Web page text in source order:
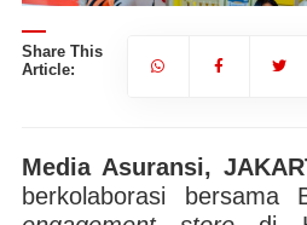
Share This
Article:
Media Asuransi,
berkolaborasi bersama